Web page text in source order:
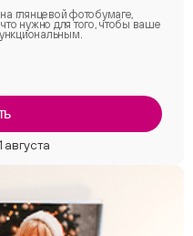
глянцевой фотобумаге,
нужно для того, чтобы ваше